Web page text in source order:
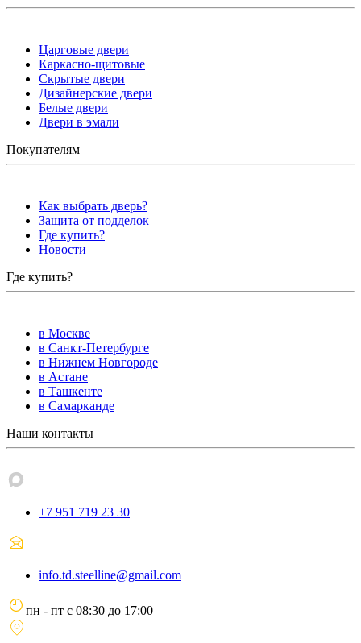
Царговые двери
Каркасно-щитовые
Скрытые двери
Дизайнерские двери
Белые двери
Двери в эмали
Покупателям
Как выбрать дверь?
Защита от подделок
Где купить?
Новости
Где купить?
в Москве
в Санкт-Петербурге
в Нижнем Новгороде
в Астане
в Ташкенте
в Самарканде
Наши контакты
+7 951 719 23 30
info.td.steelline@gmail.com
пн - пт с 08:30 до 17:00